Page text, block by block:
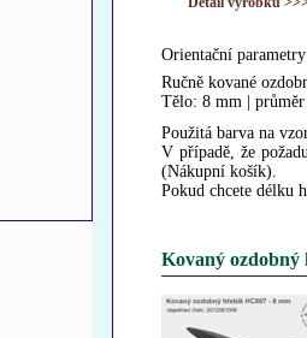
Orientační
Ručně kované
Tělo: 8 mm |
Použitá barva na
V případě, že
(Nákupní košík).
Pokud chcete délku
Kovaný ozdobný